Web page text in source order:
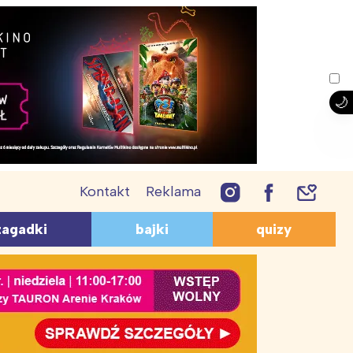
Kontakt Reklama
dzieci 10-12 lat
QUIZY
Geograficzne
O bajkach
Z lektur
Dla przedszkolaków
PRZEPISY
Śmieszne przepisy
Ciasta i ciasteczka
Desery dla dzieci
Coś do picia
bajki quizy